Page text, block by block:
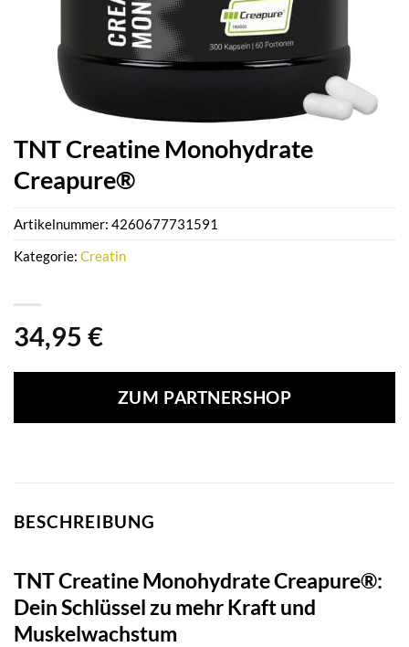
TNT Creatine Monohydrate
Creapure®
34,95 €
ZUM PARTNERSHOP
Artikelnummer: 4260677731591
Kategorie: Creatin
BESCHREIBUNG
TNT Creatine Monohydrate Creapure®:
Dein Schlüssel zu mehr Kraft und
Muskelwachstum